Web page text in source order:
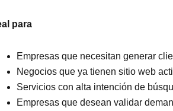
para
Empresas que necesitan generar
Negocios que ya tienen sitio web
Servicios con alta intención de
Empresas que desean validar